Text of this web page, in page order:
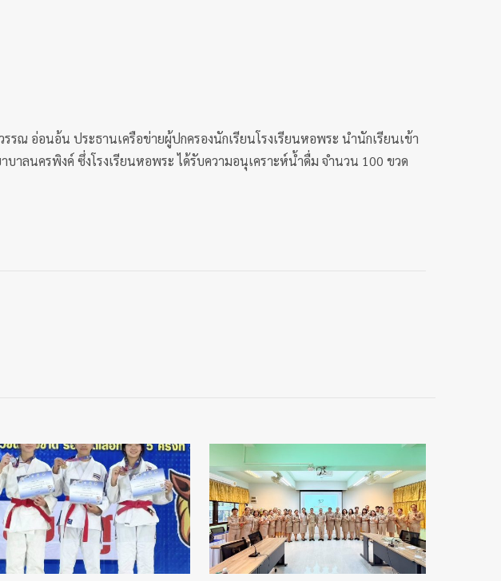
ณ อ่อนอ้น ประธานเครือข่ายผู้ปกครองนักเรียนโรงเรียนหอพระ นำนักเรียนเข้า
าลนครพิงค์ ซึ่งโรงเรียนหอพระ ได้รับความอนุเคราะห์น้ำดื่ม จำนวน 100 ขวด